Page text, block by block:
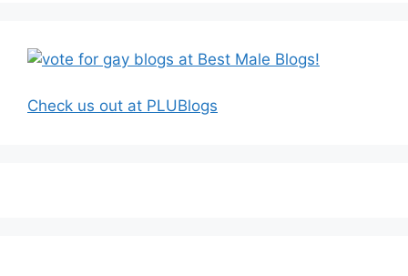
Check us out at PLUBlogs